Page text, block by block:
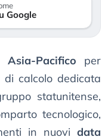
Google
Asia-Pacifico per
calcolo dedicata
statunitense,
tecnologico,
in nuovi data